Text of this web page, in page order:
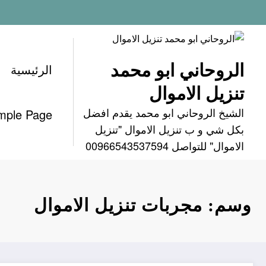
إلى
المحتوى
الروحاني ابو محمد
تنزيل الاموال
الشيخ الروحاني ابو محمد يقدم افضل
بكل شي و ب تنزيل الاموال "تنزيل
الاموال" للتواصل 00966543537594
الرئيسية
Page
وسم: مجربات تنزيل الاموال